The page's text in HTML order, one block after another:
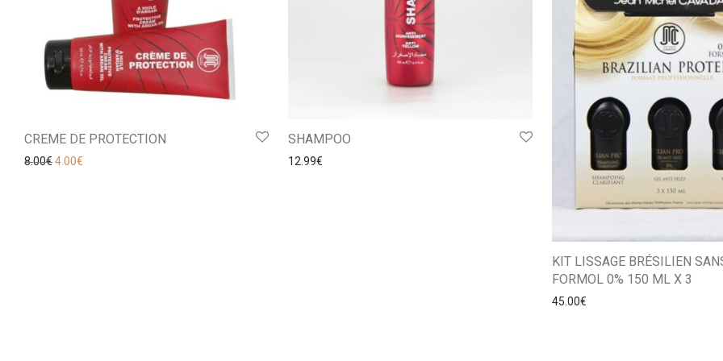
CREME DE PROTECTION
8.00€Le prix initial était : 8.00€.
4.00€
SHAMPOO
12.99€
KIT LISSAGE BRÉSILIEN
FORMOL 0% 150 ML X 3
45.00€